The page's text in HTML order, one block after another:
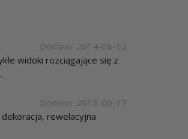
Dodano: 2014-08-12
widoki rozciągające się z
Dodano: 2013-06-17
rewelacyjna